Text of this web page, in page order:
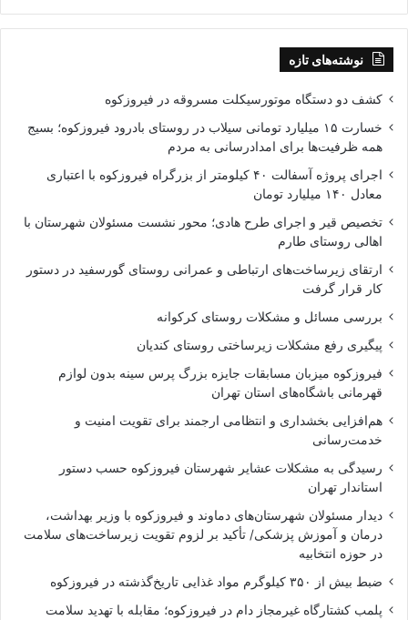
نوشته‌های تازه
کشف دو دستگاه موتورسیکلت مسروقه در فیروزکوه
خسارت ۱۵ میلیارد تومانی سیلاب در روستای بادرود فیروزکوه؛ بسیج
همه ظرفیت‌ها برای امدادرسانی به مردم
اجرای پروژه آسفالت ۴۰ کیلومتر از بزرگراه فیروزکوه با اعتباری
معادل ۱۴۰ میلیارد تومان
تخصیص قیر و اجرای طرح هادی؛ محور نشست مسئولان شهرستان با
اهالی روستای طارم
ارتقای زیرساخت‌های ارتباطی و عمرانی روستای گورسفید در دستور
کار قرار گرفت
بررسی مسائل و مشکلات روستای کرکوانه
پیگیری رفع مشکلات زیرساختی روستای کندیان
فیروزکوه میزبان مسابقات جایزه بزرگ پرس سینه بدون لوازم
قهرمانی باشگاه‌های استان تهران
هم‌افزایی بخشداری و انتظامی ارجمند برای تقویت امنیت و
خدمت‌رسانی
رسیدگی به مشکلات عشایر شهرستان فیروزکوه حسب دستور
استاندار تهران
دیدار مسئولان شهرستان‌های دماوند و فیروزکوه با وزیر بهداشت،
درمان و آموزش پزشکی/ تأکید بر لزوم تقویت زیرساخت‌های سلامت
در حوزه انتخابیه
ضبط بیش از ۳۵۰ کیلوگرم مواد غذایی تاریخ‌گذشته در فیروزکوه
پلمب کشتارگاه غیرمجاز دام در فیروزکوه؛ مقابله با تهدید سلامت